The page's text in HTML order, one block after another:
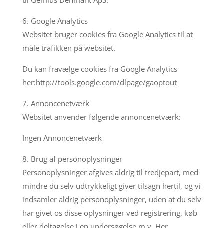
6. Google Analytics
Websitet bruger cookies fra Google Analytics til at
måle trafikken på websitet.
Du kan fravælge cookies fra Google Analytics
her:http://tools.google.com/dlpage/gaoptout
7. Annoncenetværk
Websitet anvender følgende annoncenetværk:
Ingen Annoncenetværk
8. Brug af personoplysninger
Personoplysninger afgives aldrig til tredjepart, med
mindre du selv udtrykkeligt giver tilsagn hertil, og vi
indsamler aldrig personoplysninger, uden at du selv
har givet os disse oplysninger ved registrering, køb
eller deltagelse i en undersøgelse m.v. Her